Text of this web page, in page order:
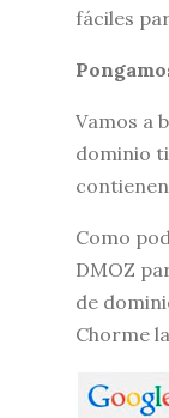
fáciles
Vamos a
dominio
contienen
Como
DMOZ
de
Chorme